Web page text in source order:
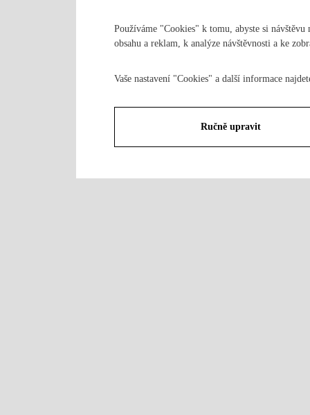
Používáme "Cookies" k tomu, abyste si
obsahu a reklam, k analýze návštěvnosti a ke
Vaše nastavení "Cookies" a další informace
Ručně upravit